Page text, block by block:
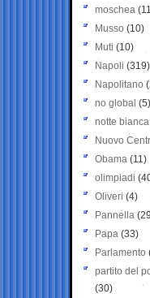
moschea
Musso (10)
Muti (10)
Napoli (319)
Napolitano
no global (5)
notte bianca
Nuovo
Obama (11)
olimpiadi
Oliveri (4)
Pannella
Papa (33)
Parlamento
partito del
(30)